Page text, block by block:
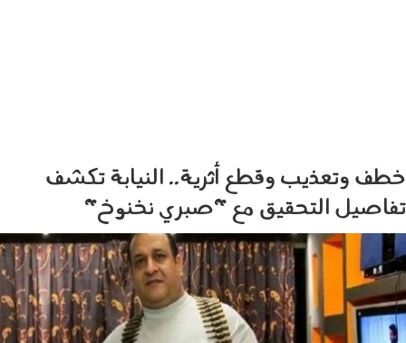
خطف وتعذيب وقطع أثرية.. النيابة تكشف
تفاصيل التحقيق مع "صبري نخنوخ"
060603.jpg